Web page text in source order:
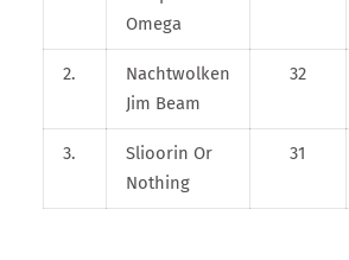
Omega
2.
Nachtwolken
Jim Beam
32
3.
Slioorin Or
Nothing
31